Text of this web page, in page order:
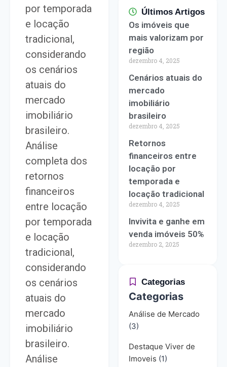
por temporada
e locação
tradicional,
considerando
os cenários
atuais do
mercado
imobiliário
brasileiro.
Análise
completa dos
retornos
financeiros
entre locação
por temporada
e locação
tradicional,
considerando
os cenários
atuais do
mercado
imobiliário
brasileiro.
Análise
Últimos Artigos
Os imóveis que
mais valorizam por
região
dezembro 4, 2025
Cenários atuais do
mercado
imobiliário
brasileiro
dezembro 4, 2025
Retornos
financeiros entre
locação por
temporada e
locação tradicional
dezembro 4, 2025
Invivita e ganhe em
venda imóveis 50%
dezembro 2, 2025
Categorias
Categorias
Análise de Mercado
(3)
Destaque Viver de
Imoveis (1)